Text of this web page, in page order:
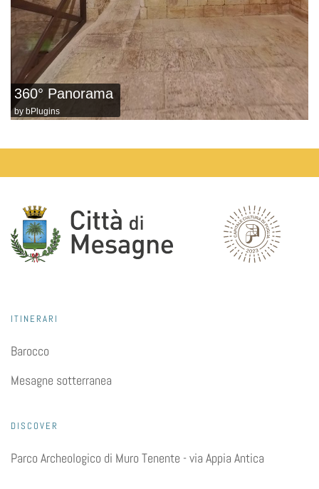
360° Panorama
by bPlugins
ITINERARI
Barocco
Mesagne sotterranea
DISCOVER
Parco Archeologico di Muro Tenente - via Appia Antica